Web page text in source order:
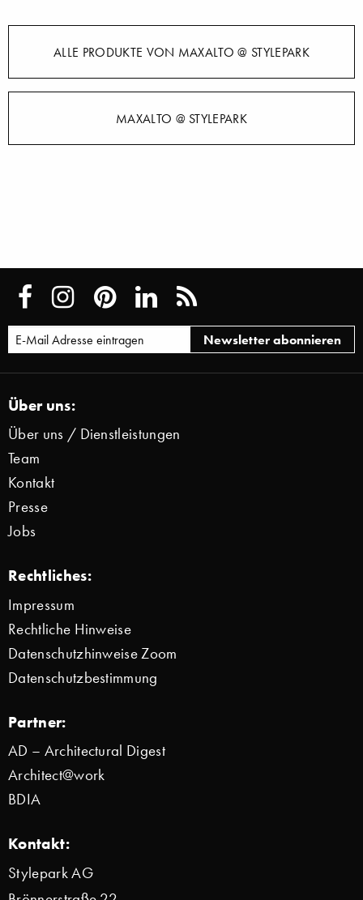
ALLE PRODUKTE VON MAXALTO @ STYLEPARK
MAXALTO @ STYLEPARK
Über uns:
Über uns / Dienstleistungen
Team
Kontakt
Presse
Jobs
Rechtliches:
Impressum
Rechtliche Hinweise
Datenschutzhinweise Zoom
Datenschutzbestimmung
Partner:
AD – Architectural Digest
Architect@work
BDIA
Kontakt:
Stylepark AG